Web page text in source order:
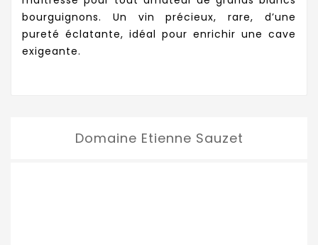
bourguignons. Un vin précieux, rare, d’une
pureté éclatante, idéal pour enrichir une cave
exigeante.
Domaine Etienne Sauzet